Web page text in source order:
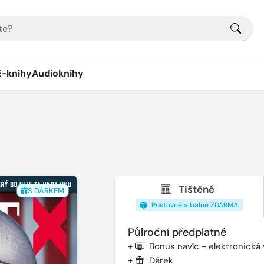
knihyAudioknihy
S DÁRKEM Tištěné
Poštovné a balné ZDARMA
Půlroční předplatné
+ Bonus navíc - elektronická
+ Dárek